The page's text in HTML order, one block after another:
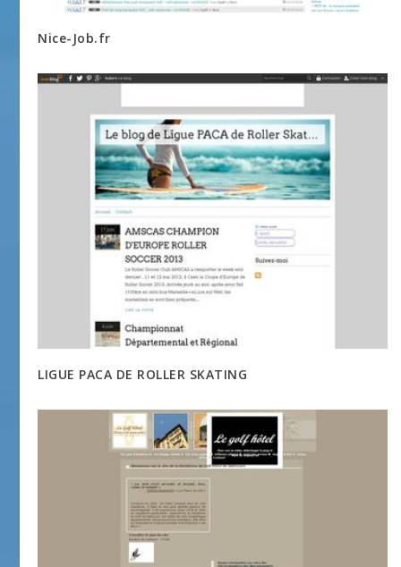
Nice-Job.fr
LIGUE PACA DE ROLLER SKATING